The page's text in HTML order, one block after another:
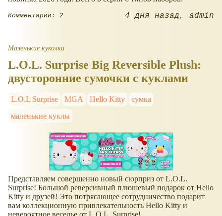
Комментарии: 2 4 дня назад admin
Маленькие куколки
L.O.L. Surprise Big Reversible Plush:
двусторонние сумочки с куклами
L.O.L Surprise MGA Hello Kitty
сумка
маленькие куклы
Представляем совершенно новый сюрприз от L.O.L.
Surprise! Большой реверсивный плюшевый подарок от Hello
Kitty и друзей! Это потрясающее сотрудничество подарит
вам коллекционную привлекательность Hello Kitty и
невероятное веселье от L.O.L. Surprise!